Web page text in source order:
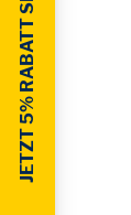
JETZT 5% RABATT SICHERN